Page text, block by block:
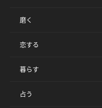
磨く
恋する
暮らす
占う